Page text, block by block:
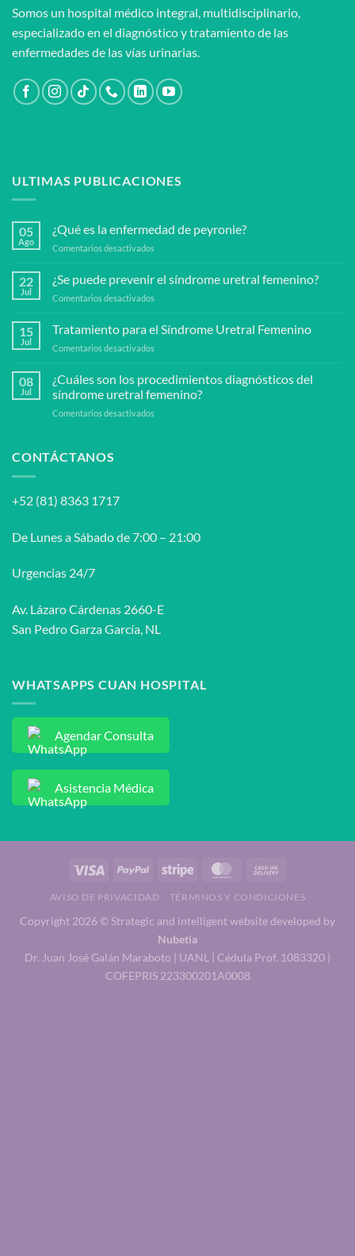
Somos un hospital médico integral, multidisciplinario,
especializado en el diagnóstico y tratamiento de las
enfermedades de las vías urinarias.
ULTIMAS PUBLICACIONES
05
Ago
¿Qué es la enfermedad de peyronie?
Comentarios desactivados
enfermedad
peyronie?
22
Jul
¿Se puede prevenir el síndrome uretral femenino?
Comentarios desactivados
puede
el
uretral
femenino?
15
Jul
Tratamiento para el Síndrome Uretral Femenino
Comentarios desactivados
Síndrome
Uretral
08
Jul
¿Cuáles son los procedimientos diagnósticos del
síndrome uretral femenino?
Comentarios desactivados
femenino?
CONTÁCTANOS
+52 (81) 8363 1717
De Lunes a Sábado de 7:00 – 21:00
Urgencias 24/7
Av. Lázaro Cárdenas 2660-E
San Pedro Garza García, NL
WHATSAPPS CUAN HOSPITAL
Agendar Consulta
Asistencia Médica
AVISO DE PRIVACIDAD TÉRMINOS Y CONDICIONES
Copyright 2026 © Strategic and intelligent website developed by
Nubetia
Dr. Juan José Galán Maraboto | UANL | Cédula Prof. 1083320 |
COFEPRIS 223300201A0008